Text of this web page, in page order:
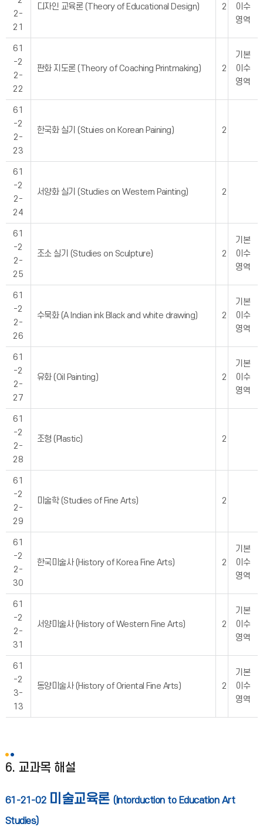
2-
21
디자인 교육론 (Theory of Educational Design) 2
이수
영역
61
-2
2-
22
판화 지도론 (Theory of Coaching Printmaking) 2
기본
이수
영역
61
-2
2-
23
한국화 실기 (Stuies on Korean Paining) 2
61
-2
2-
24
서양화 실기 (Studies on Western Painting) 2
61
-2
2-
25
조소 실기 (Studies on Sculpture) 2
기본
이수
영역
61
-2
2-
26
수묵화 (A Indian ink Black and white drawing) 2
기본
이수
영역
61
-2
2-
27
유화 (Oil Painting) 2
기본
이수
영역
61
-2
2-
28
조형 (Plastic) 2
61
-2
2-
29
미술학 (Studies of Fine Arts) 2
61
-2
2-
30
한국미술사 (History of Korea Fine Arts) 2
기본
이수
영역
61
-2
2-
31
서양미술사 (History of Western Fine Arts) 2
기본
이수
영역
61
-2
3-
13
동양미술사 (History of Oriental Fine Arts) 2
기본
이수
영역
6. 교과목 해설
61-21-02 미술교육론 (Intorduction to Education Art
Studies)